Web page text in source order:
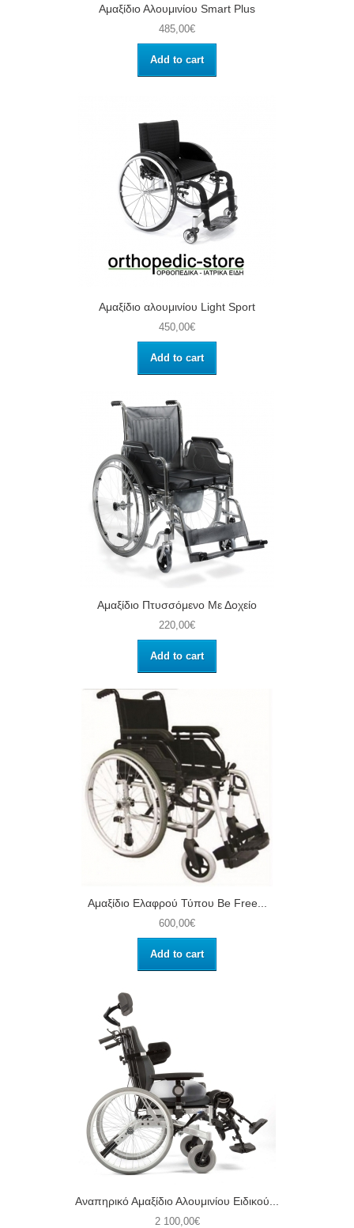
Αμαξίδιο Αλουμινίου Smart Plus
485,00€
Add to cart
Αμαξίδιο αλουμινίου Light Sport
450,00€
Add to cart
Αμαξίδιο Πτυσσόμενο Με Δοχείο
220,00€
Add to cart
Αμαξίδιο Ελαφρού Τύπου Be Free...
600,00€
Add to cart
Αναπηρικό Αμαξίδιο Αλουμινίου Ειδικού...
2 100,00€